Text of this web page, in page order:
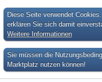
Diese Seite verwendet
erklären Sie sich damit
Weitere Informationen
Sie müssen die
Marktplatz nutzen können!